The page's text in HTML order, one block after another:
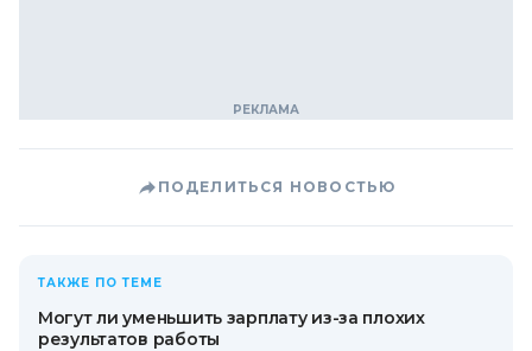
ПОДЕЛИТЬСЯ НОВОСТЬЮ
ТАКЖЕ ПО ТЕМЕ
Могут ли уменьшить зарплату из-за плохих
результатов работы